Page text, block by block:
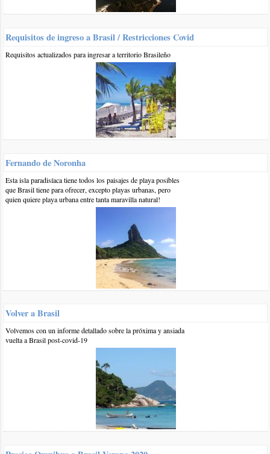
Hola! Me gustaria saber que debo tener en cuanta al querer
convendrian
1 8-nov-2017::por:BrasilPlayas
Hola Nimsi,
Los celulares más o menos aceptables tipo Sangsung j2
prime andan por los 600 reales aproximadamente en Brasil,
para poder usarlo con internet 4g en Argentina, tendrías que
asegurarte que sea compatible con la frecuencia 1700 (banda
3g necesitás las frecuencias: 850 y 1900 MHz.
Saludos
0 25-mar-2017::
Hola me gustaría saber porque cuando fui a Brasil perdí muchos
contactos y ahora me entero que a un primo le pasó lo mismo y
cómo en un par de meses vuelvo no quiero que se me borren de
nuevo espero tu respuesta si sabes que pasa
responder
Lo único que podría ser es que si compran un chip de Brasil
para comunicarse mientras estén de viaje (como informamos
en esta nota) los contactos que estén grabados en el chip
local no estarán disponibles mientras tengan puesto el chip
nuevo brasileño, para evitar eso deben pasar todos los
contactos que están grabados en el chip local a la memoria
del teléfono, así estarán disponibles con cualquier chip que le
Requisitos de ingreso a Brasil / Restricciones Covid
Requisitos actualizados para ingresar a territorio Brasileño
Fernando de Noronha
Esta isla paradisíaca tiene todos los paisajes de playa posibles
que Brasil tiene para ofrecer, excepto playas urbanas, pero
quien quiere playa urbana entre tanta maravilla natural!
Volver a Brasil
Volvemos con un informe detallado sobre la próxima y ansiada
vuelta a Brasil post-covid-19